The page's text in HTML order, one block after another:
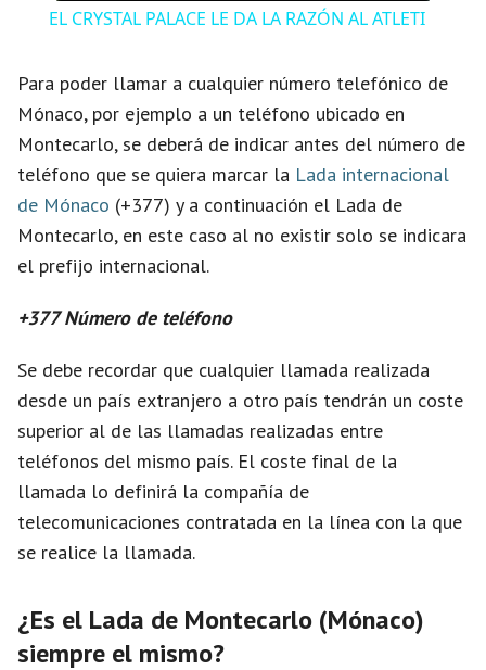
i
d
e
o
EL CRYSTAL PALACE LE DA LA RAZÓN AL ATLETI
Para poder llamar a cualquier número telefónico de
Mónaco, por ejemplo a un teléfono ubicado en
Montecarlo, se deberá de indicar antes del número de
teléfono que se quiera marcar la Lada internacional
de Mónaco (+377) y a continuación el Lada de
Montecarlo, en este caso al no existir solo se indicara
el prefijo internacional.
+377 Número de teléfono
Se debe recordar que cualquier llamada realizada
desde un país extranjero a otro país tendrán un coste
superior al de las llamadas realizadas entre
teléfonos del mismo país. El coste final de la
llamada lo definirá la compañía de
telecomunicaciones contratada en la línea con la que
se realice la llamada.
¿Es el Lada de Montecarlo (Mónaco)
siempre el mismo?